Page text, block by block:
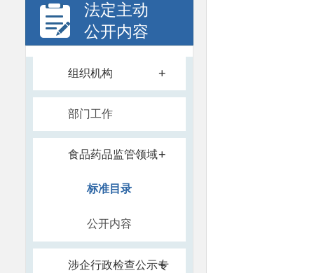
法定主动
公开内容
组织机构 +
部门工作
食品药品监管领域+
标准目录
公开内容
涉企行政检查公示专
+